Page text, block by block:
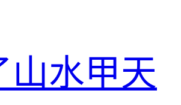
山水甲天